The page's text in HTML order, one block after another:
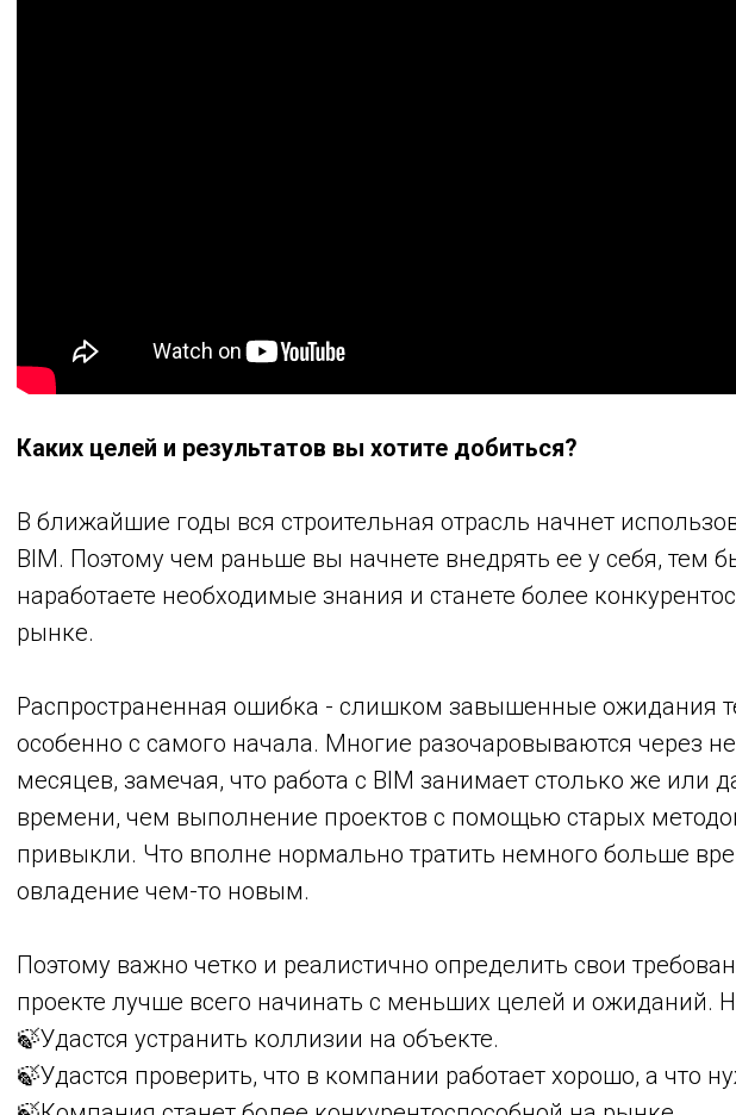
Каких целей и результатов вы хотите добиться?
В ближайшие годы вся строительная отрасль начнет
BIM. Поэтому чем раньше вы начнете внедрять ее у себя, тем
наработаете необходимые знания и станете более
рынке.
Распространенная ошибка - слишком завышенные ожидания
особенно с самого начала. Многие разочаровываются через
месяцев, замечая, что работа с BIM занимает столько же или
времени, чем выполнение проектов с помощью старых
привыкли. Что вполне нормально тратить немного больше
овладение чем-то новым.
Поэтому важно четко и реалистично определить свои
проекте лучше всего начинать с меньших целей и ожиданий.
🍃Удастся устранить коллизии на объекте.
🍃Удастся проверить, что в компании работает хорошо, а что